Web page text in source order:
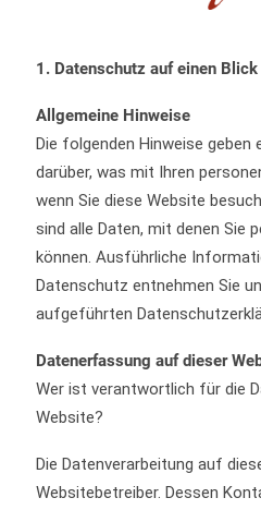
1. Datenschutz auf einen Blick
Allgemeine Hinweise
Die folgenden Hinweise geben
darüber, was mit Ihren
wenn Sie diese Website
sind alle Daten, mit denen Sie
können. Ausführliche
Datenschutz entnehmen Sie
aufgeführten
Datenerfassung auf dieser
Wer ist verantwortlich für die
Website?
Die Datenverarbeitung auf
Websitebetreiber. Dessen